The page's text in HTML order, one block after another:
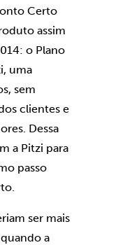
Certo
assim
o Plano
uma
sem
clientes e
Dessa
a Pitzi para
passo
ser mais
a